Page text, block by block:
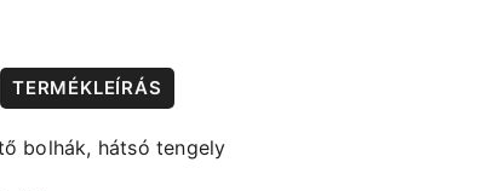
TERMÉKLEÍRÁS
bolhák, hátsó tengely